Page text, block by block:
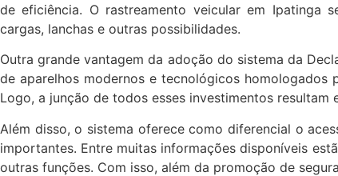
de eficiência. O rastreamento veicular em Ipatinga
cargas, lanchas e outras possibilidades.
Outra grande vantagem da adoção do sistema da
de aparelhos modernos e tecnológicos homologados
Logo, a junção de todos esses investimentos
Além disso, o sistema oferece como diferencial o
importantes. Entre muitas informações disponíveis
outras funções. Com isso, além da promoção de